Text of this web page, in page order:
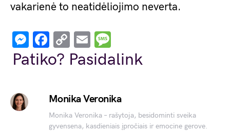
vakarienė to neatidėliojimo neverta.
Messenger
Facebook
Copy
Link
Email
Patiko? Pasidalink
Monika Veronika
Monika Veronika – rašytoja, besidominti sveika
gyvensena, kasdieniais įpročiais ir emocine gerove.